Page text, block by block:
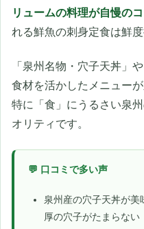
リュームの料理が自慢の
れる鮮魚の刺身定食は鮮度
「泉州名物・穴子天丼」
食材を活かしたメニュー
特に「食」にうるさい泉
オリティです。
💬 口コミで多い声
泉州産の穴子天丼が美
厚の穴子がたまらない